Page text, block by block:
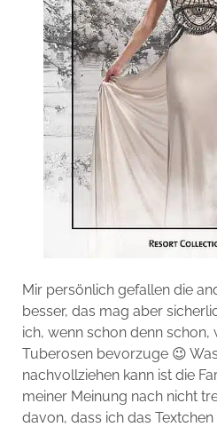
Mir persönlich gefallen die
besser, das mag aber
ich, wenn schon denn schon,
Tuberosen bevorzuge 😉
nachvollziehen kann ist die
meiner Meinung nach nicht
davon, dass ich das